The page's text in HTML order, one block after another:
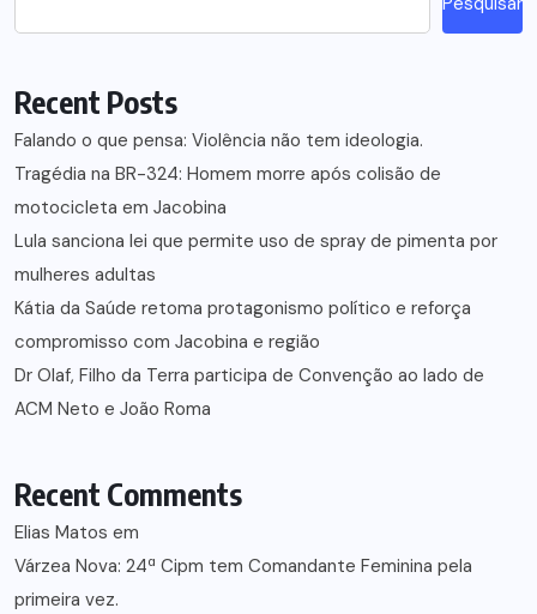
Recent Posts
Falando o que pensa: Violência não tem ideologia.
Tragédia na BR-324: Homem morre após colisão de
motocicleta em Jacobina
Lula sanciona lei que permite uso de spray de pimenta por
mulheres adultas
Kátia da Saúde retoma protagonismo político e reforça
compromisso com Jacobina e região
Dr Olaf, Filho da Terra participa de Convenção ao lado de
ACM Neto e João Roma
Recent Comments
Elias Matos em
Várzea Nova: 24ª Cipm tem Comandante Feminina pela
primeira vez.